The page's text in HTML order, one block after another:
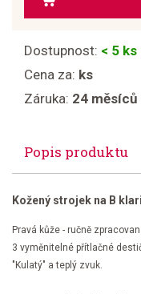
Dostupnost: < 5
Cena za: ks
Záruka: 24 měsíců
Popis produktu
Kožený strojek na B
Pravá kůže - ručně
3 vyměnitelné přítlačné
"Kulatý" a teplý zvuk.